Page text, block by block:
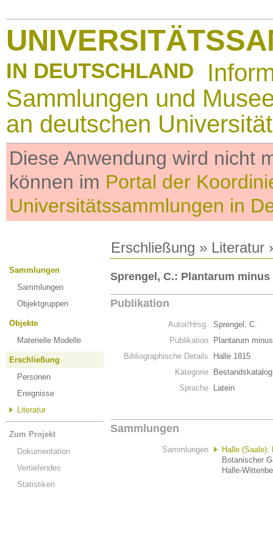
IN DEUTSCHLAND
Sammlungen und
an deutschen
Diese Anwendung wird nicht
können im Portal der
Universitätssammlungen in
Erschließung » Literatur
Sammlungen
Sammlungen
Objektgruppen
Objekte
Materielle Modelle
Erschließung
Personen
Ereignisse
Literatur
Zum Projekt
Dokumentation
Vertiefendes
Statistiken
Sprengel, C.: Plantarum
Publikation
Autor/Hrsg. Sprengel, C.
Publikation
Plantarum
Bibliographische Details
Halle 1815
Kategorie
Bestandskatalog
Sprache
Latein
Sammlungen
Sammlungen
Halle (Saale):
Botanischer
Halle-